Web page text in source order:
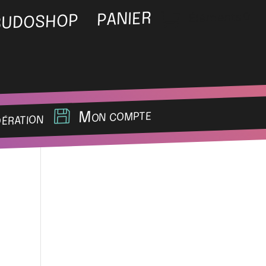
PANIER
Mon compte